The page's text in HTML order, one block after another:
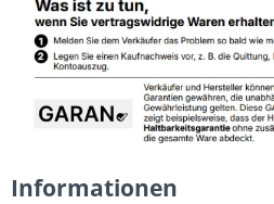
Informationen